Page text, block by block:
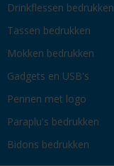
Drinkflessen bedrukken
Tassen bedrukken
Mokken bedrukken
Gadgets en USB's
Pennen met logo
Paraplu's bedrukken
Bidons bedrukken